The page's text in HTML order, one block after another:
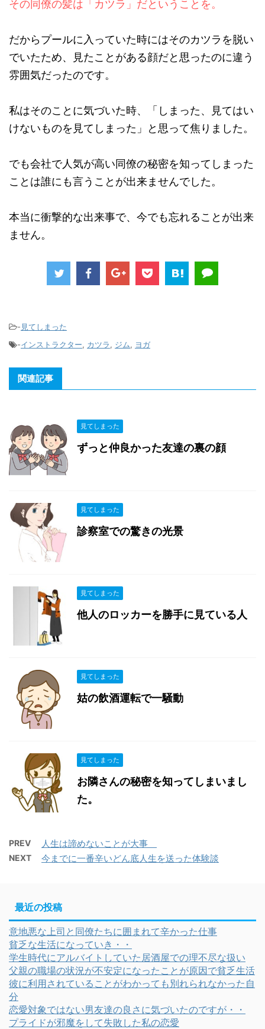
その同僚の髪は「カツラ」だということを。
だからプールに入っていた時にはそのカツラを脱い
でいたため、見たことがある顔だと思ったのに違う
雰囲気だったのです。
私はそのことに気づいた時、「しまった、見てはい
けないものを見てしまった」と思って焦りました。
でも会社で人気が高い同僚の秘密を知ってしまった
ことは誰にも言うことが出来ませんでした。
本当に衝撃的な出来事で、今でも忘れることが出来
ません。
-見てしまった
-インストラクター, カツラ, ジム, ヨガ
関連記事
見てしまった
ずっと仲良かった友達の裏の顔
見てしまった
診察室での驚きの光景
見てしまった
他人のロッカーを勝手に見ている人
見てしまった
姑の飲酒運転で一騒動
見てしまった
お隣さんの秘密を知ってしまいまし
た。
PREV 人生は諦めないことが大事
NEXT 今までに一番辛いどん底人生を送った体験談
最近の投稿
意地悪な上司と同僚たちに囲まれて辛かった仕事
貧乏な生活になっていき・・
学生時代にアルバイトしていた居酒屋での理不尽な扱い
父親の職場の状況が不安定になったことが原因で貧乏生活
彼に利用されていることがわかっても別れられなかった自
分
恋愛対象ではない男友達の良さに気づいたのですが・・
プライドが邪魔をして失敗した私の恋愛